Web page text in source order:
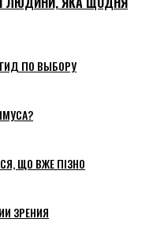
ПО ВЫБОРУ
ЩО ВЖЕ ПІЗНО
ЗРЕНИЯ